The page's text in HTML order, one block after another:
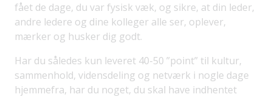
fået de dage, du var fysisk væk, og sikre, at din leder,
andre ledere og dine kolleger alle ser, oplever,
mærker og husker dig godt.
Har du således kun leveret 40-50 ”point” til kultur,
sammenhold, vidensdeling og netværk i nogle dage
hjemmefra, har du noget, du skal have indhentet